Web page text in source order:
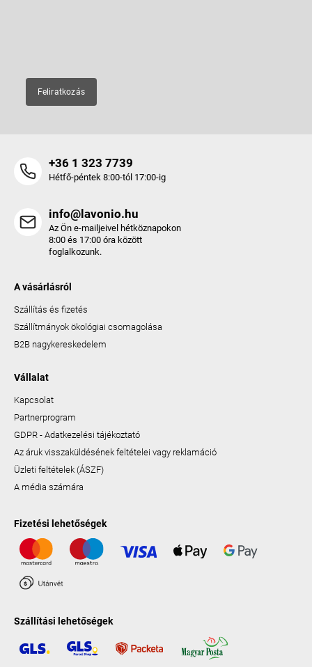
Feliratkozás
+36 1 323 7739
Hétfő-péntek 8:00-tól 17:00-ig
info@lavonio.hu
Az Ön e-mailjeivel hétköznapokon
8:00 és 17:00 óra között
foglalkozunk.
A vásárlásról
Szállítás és fizetés
Szállítmányok ökológiai csomagolása
B2B nagykereskedelem
Vállalat
Kapcsolat
Partnerprogram
GDPR - Adatkezelési tájékoztató
Az áruk visszaküldésének feltételei vagy reklamáció
Üzleti feltételek (ÁSZF)
A média számára
Fizetési lehetőségek
Szállítási lehetőségek